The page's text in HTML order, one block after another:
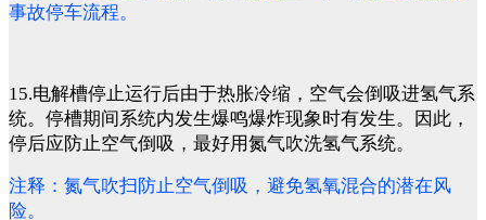
事故停车流程。
15.电解槽停止运行后由于热胀冷缩，空气会倒吸进氢气系
统。停槽期间系统内发生爆鸣爆炸现象时有发生。因此，
停后应防止空气倒吸，最好用氮气吹洗氢气系统。
注释：氮气吹扫防止空气倒吸，避免氢氧混合的潜在风
险。